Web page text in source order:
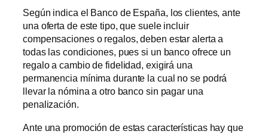
Según indica el Banco de España, los clientes, ante
una oferta de este tipo, que suele incluir
compensaciones o regalos, deben estar alerta a
todas las condiciones, pues si un banco ofrece un
regalo a cambio de fidelidad, exigirá una
permanencia mínima durante la cual no se podrá
llevar la nómina a otro banco sin pagar una
penalización.
Ante una promoción de estas características hay que